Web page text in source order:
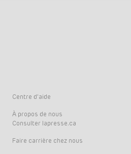
Centre d’aide
À propos de nous
Consulter lapresse.ca
Faire carrière chez nous